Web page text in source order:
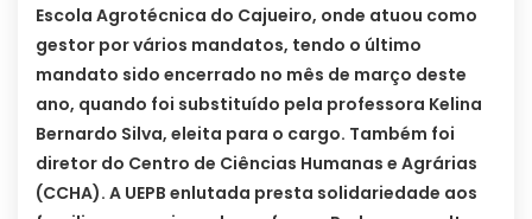
Escola Agrotécnica do Cajueiro, onde atuou como
gestor por vários mandatos, tendo o último
mandato sido encerrado no mês de março deste
ano, quando foi substituído pela professora Kelina
Bernardo Silva, eleita para o cargo. Também foi
diretor do Centro de Ciências Humanas e Agrárias
(CCHA). A UEPB enlutada presta solidariedade aos